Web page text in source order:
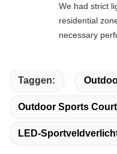
We had strict
residential
necessary
Taggen:
Outdoor Sports
LED-